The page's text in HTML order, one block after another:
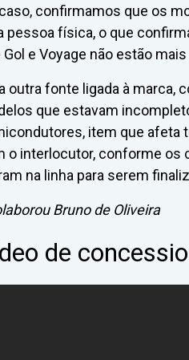
confirmamos que os
pessoa física, o que
Gol e Voyage não estão
outra fonte ligada à marca,
que estavam
item que afeta
o interlocutor, conforme os
na linha para serem
Bruno de Oliveira
de